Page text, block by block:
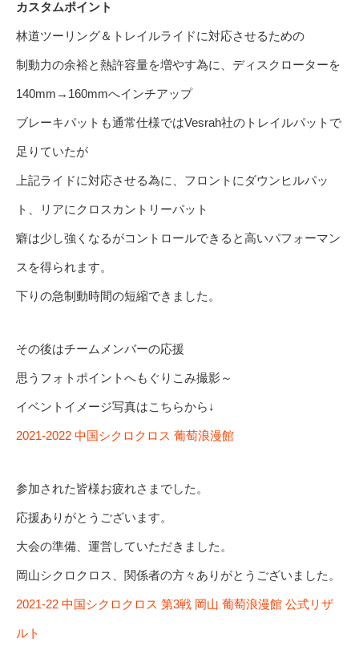
カスタムポイント
林道ツーリング＆トレイルライドに対応させるための
制動力の余裕と熱許容量を増やす為に、ディスクローターを
140mm→160mmへインチアップ
ブレーキパットも通常仕様ではVesrah社のトレイルパットで
足りていたが
上記ライドに対応させる為に、フロントにダウンヒルパッ
ト、リアにクロスカントリーパット
癖は少し強くなるがコントロールできると高いパフォーマン
スを得られます。
下りの急制動時間の短縮できました。
その後はチームメンバーの応援
思うフォトポイントへもぐりこみ撮影～
イベントイメージ写真はこちらから↓
2021-2022 中国シクロクロス 葡萄浪漫館
参加された皆様お疲れさまでした。
応援ありがとうございます。
大会の準備、運営していただきました。
岡山シクロクロス、関係者の方々ありがとうございました。
2021-22 中国シクロクロス 第3戦 岡山 葡萄浪漫館 公式リザ
ルト